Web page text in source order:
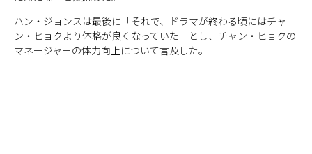
ハン・ジョンスは最後に「それで、ドラマが終わる頃にはチャ
ン・ヒョクより体格が良くなっていた」とし、チャン・ヒョクの
マネージャーの体力向上について言及した。